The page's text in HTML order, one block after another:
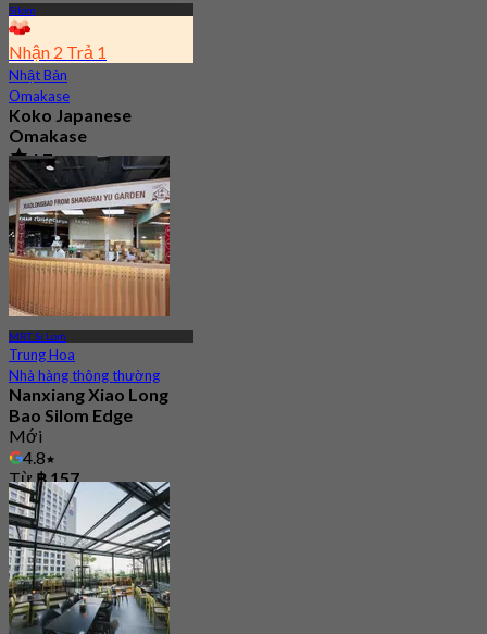
Silom
Nhận 2 Trả 1
Nhật Bản
Omakase
Koko Japanese
Omakase
4.7
10.7K Đã đặt chỗ
Từ฿ 770
MRT Si Lom
Trung Hoa
Nhà hàng thông thường
Nanxiang Xiao Long
Bao Silom Edge
Mới
4.8
Từ฿ 157